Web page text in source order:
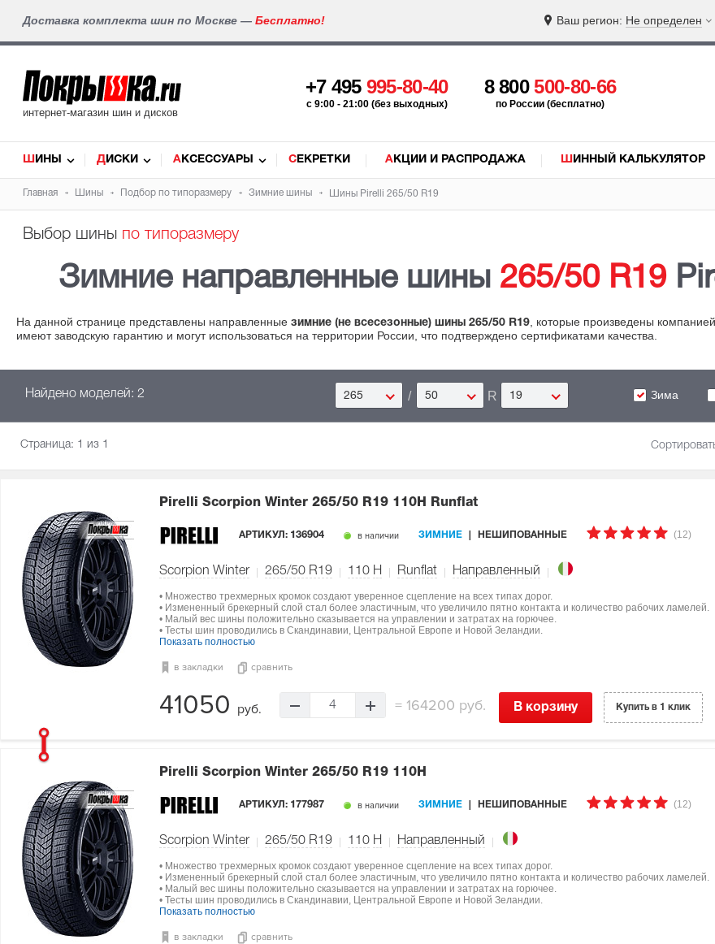
Доставка комплекта шин по Москве — Бесплатно! Ваш регион: Не определен
интернет-магазин шин и дисков
+7 495 995-80-40
c 9:00 - 21:00 (без выходных)
8 800500-80-66
по России (бесплатно)
ШИНЫ ДИСКИ АКСЕССУАРЫ СЕКРЕТКИ АКЦИИ И РАСПРОДАЖА ШИННЫЙ КАЛЬКУЛЯТОР
Главная Шины Подбор по типоразмеру Зимние шины Шины Pirelli 265/50 R19
Выбор шины по типоразмеру
Зимние направленные шины 265/50 R19
На данной странице представлены направленные зимние (не всесезонные) шины 265/50 R19 , которые произведены компанией
имеют заводскую гарантию и могут использоваться на территории России, что подтверждено сертификатами качества.
Найдено моделей: 2 265 / 50 R 19 Зима
Страница: 1 из 1
Pirelli Scorpion Winter 265/50 R19 110H Runflat
АРТИКУЛ: 136904 в наличии ЗИМНИЕ НЕШИПОВАННЫЕ (12)
Scorpion Winter 265/50 R19 110 H Runflat Направленный
• Множество трехмерных кромок создают уверенное сцепление на всех типах дорог.
• Измененный брекерный слой стал более эластичным, что увеличило пятно контакта и количество рабочих ламелей.
• Малый вес шины положительно сказывается на управлении и затратах на горючее.
• Тесты шин проводились в Скандинавии, Центральной Европе и Новой Зеландии.
Показать полностью
в закладки сравнить
41050 руб. 4 =164200 руб. В корзину Купить в 1 клик
Pirelli Scorpion Winter 265/50 R19 110H
АРТИКУЛ: 177987 в наличии ЗИМНИЕ НЕШИПОВАННЫЕ (12)
Scorpion Winter 265/50 R19 110 H Направленный
• Множество трехмерных кромок создают уверенное сцепление на всех типах дорог.
• Измененный брекерный слой стал более эластичным, что увеличило пятно контакта и количество рабочих ламелей.
• Малый вес шины положительно сказывается на управлении и затратах на горючее.
• Тесты шин проводились в Скандинавии, Центральной Европе и Новой Зеландии.
Показать полностью
в закладки сравнить